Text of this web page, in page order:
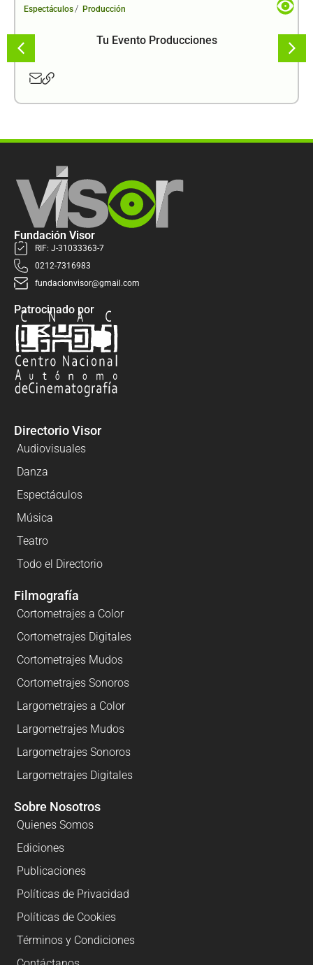
Espectáculos / Producción
Tu Evento Producciones
Fundación Visor
RIF: J-31033363-7
0212-7316983
fundacionvisor@gmail.com
Patrocinado por
Directorio Visor
Audiovisuales
Danza
Espectáculos
Música
Teatro
Todo el Directorio
Filmografía
Cortometrajes a Color
Cortometrajes Digitales
Cortometrajes Mudos
Cortometrajes Sonoros
Largometrajes a Color
Largometrajes Mudos
Largometrajes Sonoros
Largometrajes Digitales
Sobre Nosotros
Quienes Somos
Ediciones
Publicaciones
Políticas de Privacidad
Políticas de Cookies
Términos y Condiciones